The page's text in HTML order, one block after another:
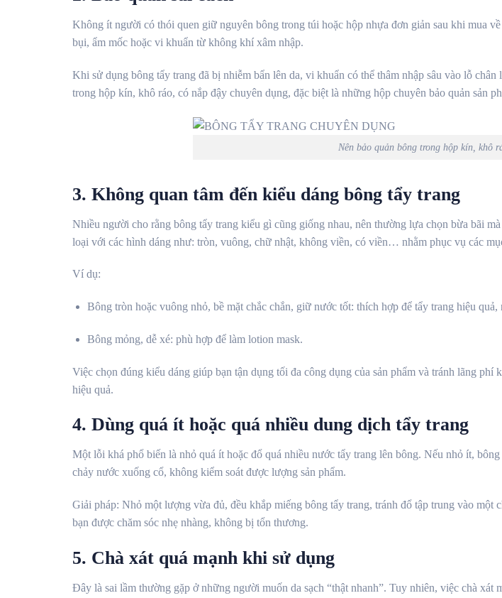
Không ít người có thói quen giữ nguyên bông trong túi hoặc hộp nhựa đơn giản sau khi mua
bụi, ẩm mốc hoặc vi khuẩn từ không khí xâm nhập.
Khi sử dụng bông tẩy trang đã bị nhiễm bẩn lên da, vi khuẩn có thể thâm nhập sâu vào lỗ
trong hộp kín, khô ráo, có nắp đậy chuyên dụng, đặc biệt là những hộp chuyên bảo quản sản
Nên bảo quản bông trong hộp kín, khô
3. Không quan tâm đến kiểu dáng bông tẩy trang
Nhiều người cho rằng bông tẩy trang kiểu gì cũng giống nhau, nên thường lựa chọn bừa bãi
loại với các hình dáng như: tròn, vuông, chữ nhật, không viền, có viền… nhằm phục vụ các
Ví dụ:
Bông tròn hoặc vuông nhỏ, bề mặt chắc chắn, giữ nước tốt: thích hợp để tẩy trang hiệu quả,
Bông mỏng, dễ xé: phù hợp để làm lotion mask.
Việc chọn đúng kiểu dáng giúp bạn tận dụng tối đa công dụng của sản phẩm và tránh lãng
hiệu quả.
4. Dùng quá ít hoặc quá nhiều dung dịch tẩy trang
Một lỗi khá phổ biến là nhỏ quá ít hoặc đổ quá nhiều nước tẩy trang lên bông. Nếu nhỏ ít,
chảy nước xuống cổ, không kiểm soát được lượng sản phẩm.
Giải pháp: Nhỏ một lượng vừa đủ, đều khắp miếng bông tẩy trang, tránh đổ tập trung vào
bạn được chăm sóc nhẹ nhàng, không bị tổn thương.
5. Chà xát quá mạnh khi sử dụng
Đây là sai lầm thường gặp ở những người muốn da sạch “thật nhanh”. Tuy nhiên, việc chà